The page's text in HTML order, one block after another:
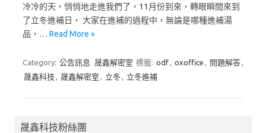
e
b
o
k
t
o
es
冷冷的天，悄悄地走進我們了，11月份到來，轉眼瞬間來到
了立冬進補日， 大家在進補的過程中，無論是哪種進補湯
品，… Read More »
Category: 公告訊息 晟鑫解密室 標籤: odf, oxoffice , 問題解答,
晟鑫科技 , 晟鑫解密室 , 立冬, 立冬進補
晟鑫科技粉絲團